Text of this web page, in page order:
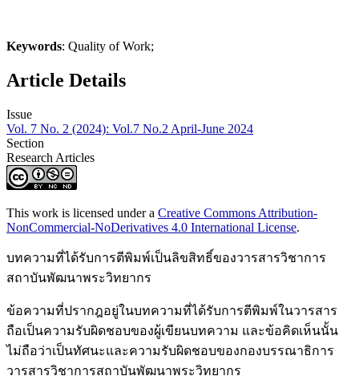
Keywords: Quality of Work;
Article Details
Issue
Vol. 7 No. 2 (2024): Vol.7 No.2 April-June 2024
Section
Research Articles
This work is licensed under a Creative Commons Attribution-
NonCommercial-NoDerivatives 4.0 International License.
บทความที่ได้รับการตีพิมพ์เป็นลิขสิทธิ์ของวารสารวิชาการ
สถาบันพัฒนาพระวิทยากร
ข้อความที่ปรากฎอยู่ในบทความที่ได้รับการตีพิมพ์ในวารสาร
ถือเป็นความรับผิดชอบของผู้เขียนบทความ และข้อคิดเห็นนั้น
ไม่ถือว่าเป็นทัศนะและความรับผิดชอบของกองบรรณาธิการ
วารสารวิชาการสถาบันพัฒนาพระวิทยากร